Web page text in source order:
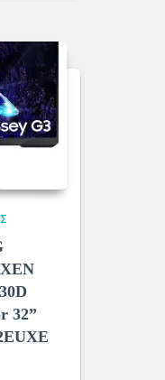
32”